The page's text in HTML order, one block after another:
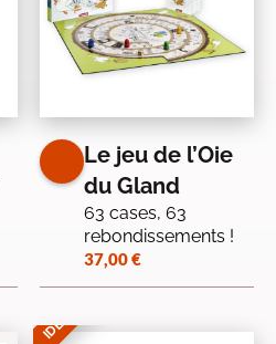
Le jeu de l’Oie
du Gland
63 cases, 63
rebondissements !
37,00€
IDÉE CADEAU